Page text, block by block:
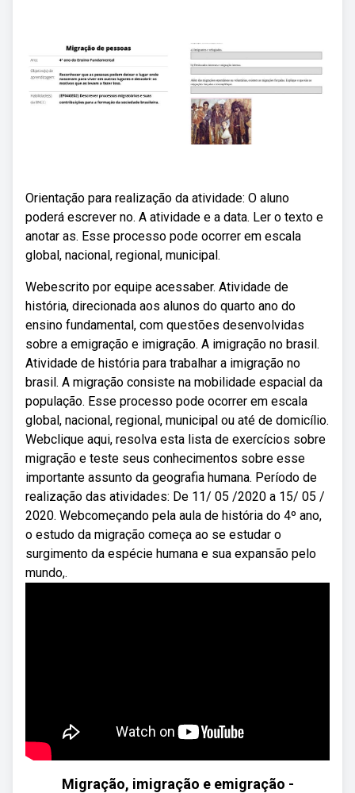
Orientação para realização da atividade: O aluno
poderá escrever no. A atividade e a data. Ler o texto e
anotar as. Esse processo pode ocorrer em escala
global, nacional, regional, municipal.
Webescrito por equipe acessaber. Atividade de
história, direcionada aos alunos do quarto ano do
ensino fundamental, com questões desenvolvidas
sobre a emigração e imigração. A imigração no brasil.
Atividade de história para trabalhar a imigração no
brasil. A migração consiste na mobilidade espacial da
população. Esse processo pode ocorrer em escala
global, nacional, regional, municipal ou até de domicílio.
Webclique aqui, resolva esta lista de exercícios sobre
migração e teste seus conhecimentos sobre esse
importante assunto da geografia humana. Período de
realização das atividades: De 11/ 05 /2020 a 15/ 05 /
2020. Webcomeçando pela aula de história do 4º ano,
o estudo da migração começa ao se estudar o
surgimento da espécie humana e sua expansão pelo
mundo,.
Migração, imigração e emigração -